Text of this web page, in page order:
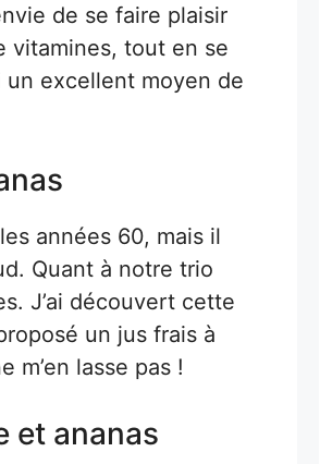
de se faire plaisir
vitamines, tout en se
un excellent moyen de
années 60, mais il
Quant à notre trio
J’ai découvert cette
un jus frais à
m’en lasse pas !
et ananas